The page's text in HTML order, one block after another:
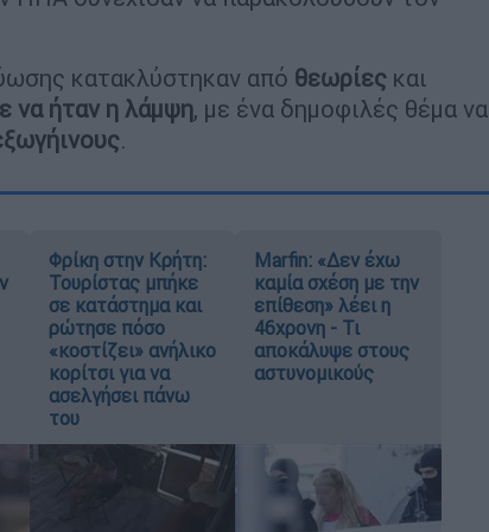
κατακλύστηκαν από θεωρίες και
να ήταν η λάμψη, με ένα δημοφιλές θέμα να
.
Φρίκη στην Κρήτη:
Τουρίστας μπήκε
σε κατάστημα και
ρώτησε πόσο
«κοστίζει» ανήλικο
κορίτσι για να
ασελγήσει πάνω
του
Marfin: «Δεν έχω
καμία σχέση με την
επίθεση» λέει η
46χρονη - Τι
αποκάλυψε στους
αστυνομικούς